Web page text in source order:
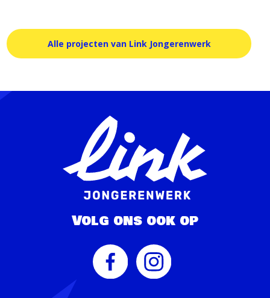
Alle projecten van Link Jongerenwerk
Volg ons ook op